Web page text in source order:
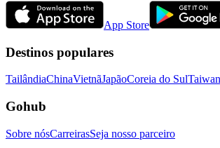
App Store
Destinos populares
TailândiaChinaVietnãJapãoCoreia do SulTaiwan
Gohub
Sobre nósCarreirasSeja nosso parceiro